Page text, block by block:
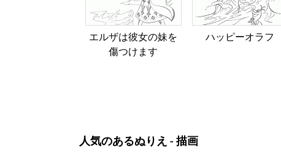
エルザは彼女の妹を
傷つけます
ハッピーオラフ
人気のあるぬりえ - 描画